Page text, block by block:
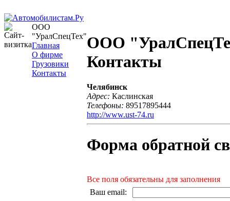
ООО
"УралСпецТех"
Главная
О фирме
Грузовики
Контакты
ООО
Контакты
Челябинск
Адрес: Каслинская
Телефоны: 89517895444
http://www.ust-74.ru
Форма обратной
Все поля обязательны для заполнения
Ваш email: